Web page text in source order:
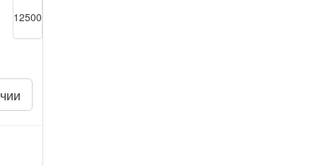
12500